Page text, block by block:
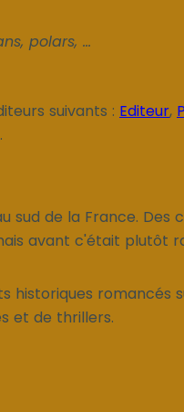
polars, ...
suivants : Editeur,
.
sud de la France. Des
avant c'était plutôt
historiques romancés
et de thrillers.